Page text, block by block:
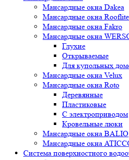
Мансардные окна Dakea
Мансардные окна
Мансардные окна Fakro
Мансардные окна
Глухие
Открываемые
Для купольных
Мансардные окна Velux
Мансардные окна Roto
Деревянные
Пластиковые
С электроприводом
Кровельные люки
Мансардные окна BALIO
Мансардные окна
Система поверхностного